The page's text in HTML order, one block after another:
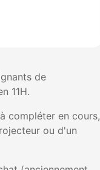
de
11H.
compléter en cours,
ou d'un